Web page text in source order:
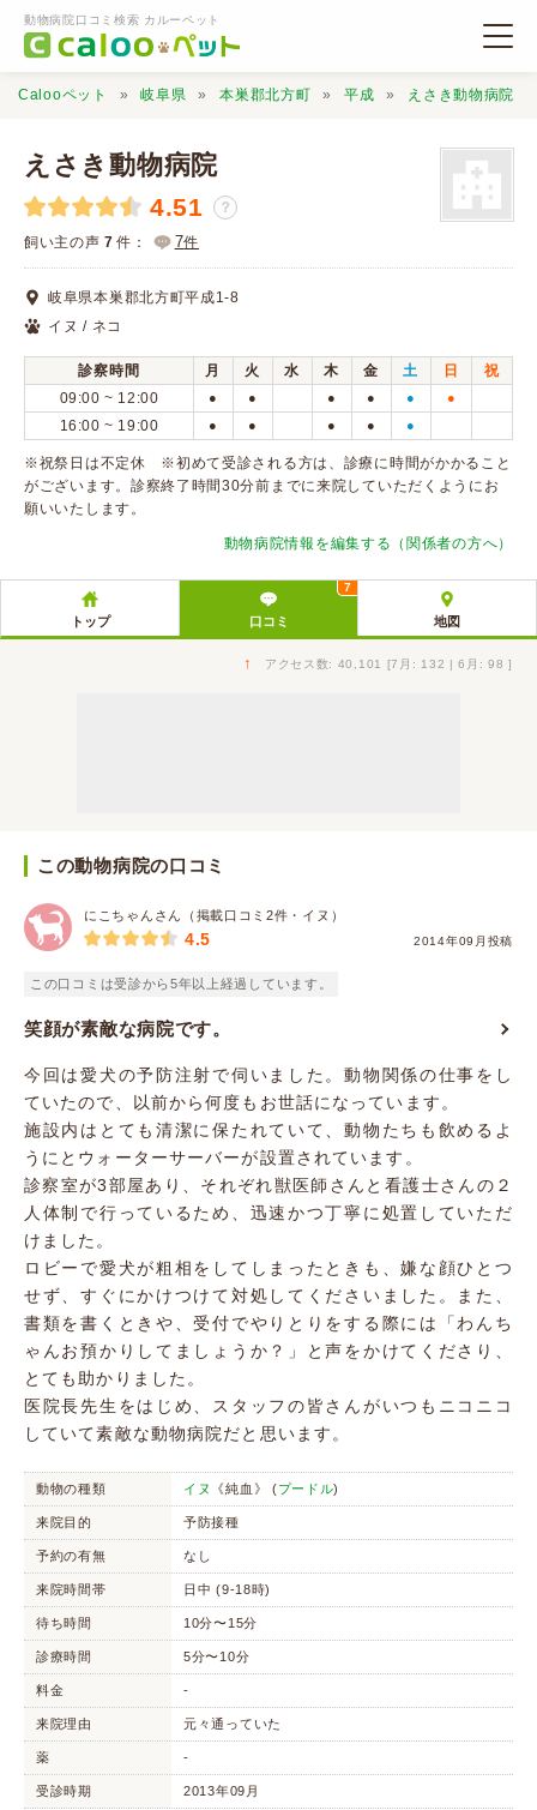
動物病院口コミ検索 カルーペット
動物病院検索
口コミ検索
Calooペットとは？
口コミ投稿
Calooペット 岐阜県 本巣郡北方町 平成 えさき動物病院
えさき動物病院
4.51 ？
飼い主の声 7 件： 7件
岐阜県本巣郡北方町平成1-8
イヌ / ネコ
診察時間 月 火 水 木 金 土 日
祝
09:00 ~ 12:00
● ● ● ● ● ●
16:00 ~ 19:00 ● ● ● ● ●
※祝祭日は不定休 ※初めて受診される方は、診療に時間がかかること
がございます。診察終了時間30分前までに来院していただくようにお
願いいたします。
動物病院情報を編集する（関係者の方へ）
トップ 口コミ
7
地図
↑ アクセス数: 40,101 [7月: 132 | 6月: 98 ]
この動物病院の口コミ
にこちゃんさん（掲載口コミ2件・イヌ）
2014年09月投稿
4.5
この口コミは受診から5年以上経過しています。
笑顔が素敵な病院です。
今回は愛犬の予防注射で伺いました。動物関係の仕事をし
ていたので、以前から何度もお世話になっています。
施設内はとても清潔に保たれていて、動物たちも飲めるよ
うにとウォーターサーバーが設置されています。
診察室が3部屋あり、それぞれ獣医師さんと看護士さんの２
人体制で行っているため、迅速かつ丁寧に処置していただ
けました。
ロビーで愛犬が粗相をしてしまったときも、嫌な顔ひとつ
せず、すぐにかけつけて対処してくださいました。また、
書類を書くときや、受付でやりとりをする際には「わんち
ゃんお預かりしてましょうか？」と声をかけてくださり、
とても助かりました。
医院長先生をはじめ、スタッフの皆さんがいつもニコニコ
していて素敵な動物病院だと思います。
動物の種類 イヌ 《純血》 (プードル)
来院目的 予防接種
予約の有無 なし
来院時間帯 日中 (9-18時)
待ち時間 10分〜15分
診療時間 5分〜10分
料金 -
来院理由 元々通っていた
薬 -
受診時期 2013年09月